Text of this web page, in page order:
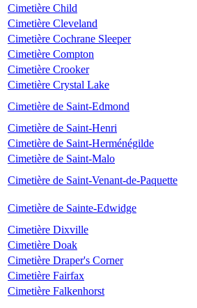
Cimetière Child
Cimetière Cleveland
Cimetière Cochrane Sleeper
Cimetière Compton
Cimetière Crooker
Cimetière Crystal Lake
Cimetière de Saint-Edmond
Cimetière de Saint-Henri
Cimetière de Saint-Herménégilde
Cimetière de Saint-Malo
Cimetière de Saint-Venant-de-Paquette
Cimetière de Sainte-Edwidge
Cimetière Dixville
Cimetière Doak
Cimetière Draper's Corner
Cimetière Fairfax
Cimetière Falkenhorst